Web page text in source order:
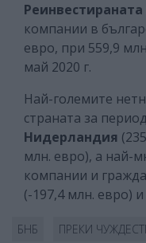
компании в
евро, при 559,9
май 2020 г.
Най-големите
страната за
Нидерландия
млн. евро), а най-
компании и
(-197,4 млн. евро) и
БНБ ПРЕКИ